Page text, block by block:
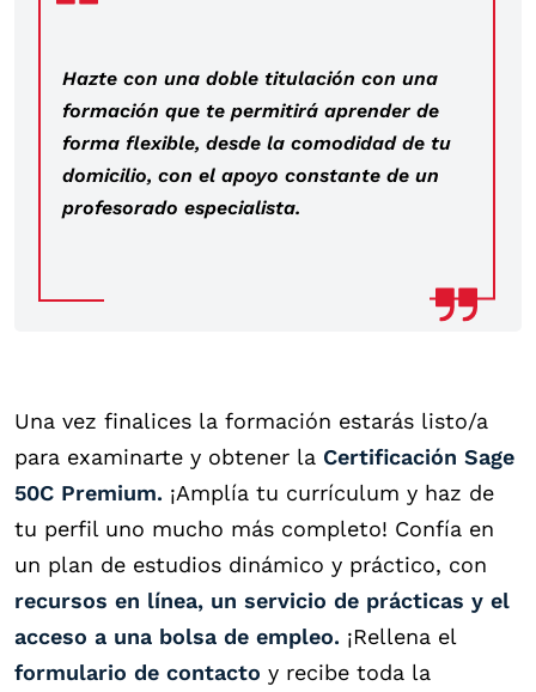
Hazte con una doble titulación con una
formación que te permitirá aprender de
forma flexible, desde la comodidad de tu
domicilio, con el apoyo constante de un
profesorado especialista.
Una vez finalices la formación estarás listo/a
para examinarte y obtener la Certificación Sage
50C Premium. ¡Amplía tu currículum y haz de
tu perfil uno mucho más completo! Confía en
un plan de estudios dinámico y práctico, con
recursos en línea, un servicio de prácticas y el
acceso a una bolsa de empleo. ¡Rellena el
formulario de contacto y recibe toda la